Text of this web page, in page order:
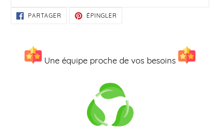
PARTAGER PARTAGER
SUR
ÉPINGLER
Une équipe proche de vos besoins